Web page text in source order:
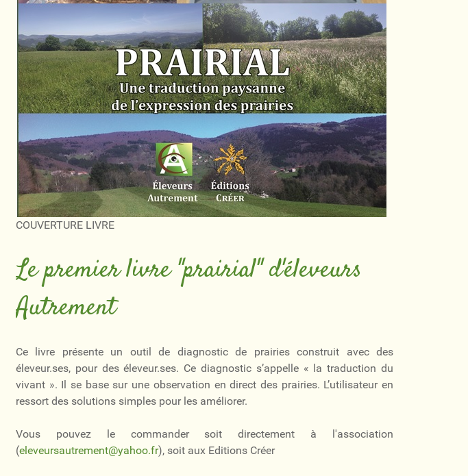
COUVERTURE LIVRE
Le premier livre "prairial" d'éleveurs
Autrement
Ce livre présente un outil de diagnostic de prairies construit avec des
éleveur.ses, pour des éleveur.ses. Ce diagnostic s’appelle « la traduction du
vivant ». Il se base sur une observation en direct des prairies. L’utilisateur en
ressort des solutions simples pour les améliorer.
Vous pouvez le commander soit directement à l'association
(eleveursautrement@yahoo.fr), soit aux Editions Créer